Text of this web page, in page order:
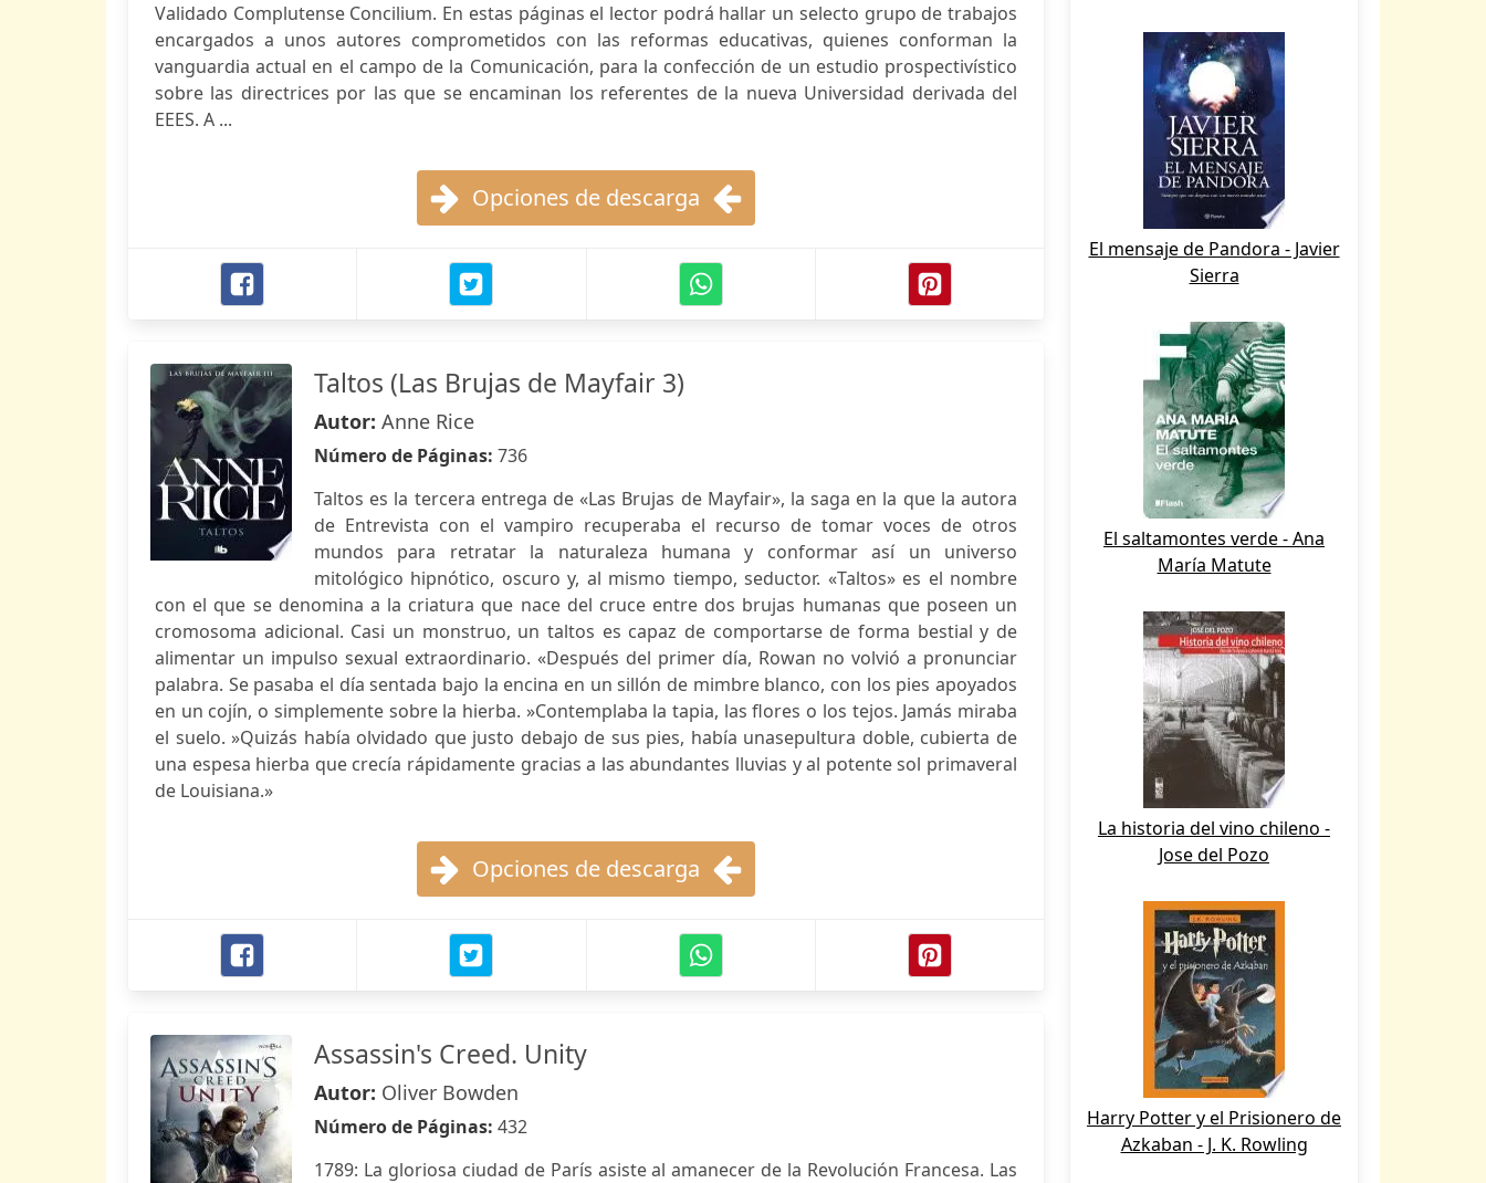
Validado Complutense Concilium. En estas páginas el lector podrá hallar un selecto grupo de trabajos
encargados a unos autores comprometidos con las reformas educativas, quienes conforman la
vanguardia actual en el campo de la Comunicación, para la confección de un estudio prospectivístico
sobre las directrices por las que se encaminan los referentes de la nueva Universidad derivada del
EEES. A ...
Opciones de descarga
Taltos (Las Brujas de Mayfair 3)
Autor: Anne Rice
Número de Páginas: 736
Taltos es la tercera entrega de «Las Brujas de Mayfair», la saga en la que la autora
de Entrevista con el vampiro recuperaba el recurso de tomar voces de otros
mundos para retratar la naturaleza humana y conformar así un universo
mitológico hipnótico, oscuro y, al mismo tiempo, seductor. «Taltos» es el nombre
con el que se denomina a la criatura que nace del cruce entre dos brujas humanas que poseen un
cromosoma adicional. Casi un monstruo, un taltos es capaz de comportarse de forma bestial y de
alimentar un impulso sexual extraordinario. «Después del primer día, Rowan no volvió a pronunciar
palabra. Se pasaba el día sentada bajo la encina en un sillón de mimbre blanco, con los pies apoyados
en un cojín, o simplemente sobre la hierba. »Contemplaba la tapia, las flores o los tejos. Jamás miraba
el suelo. »Quizás había olvidado que justo debajo de sus pies, había unasepultura doble, cubierta de
una espesa hierba que crecía rápidamente gracias a las abundantes lluvias y al potente sol primaveral
de Louisiana.»
Opciones de descarga
Assassin's Creed. Unity
Autor: Oliver Bowden
Número de Páginas: 432
1789: La gloriosa ciudad de París asiste al amanecer de la Revolución Francesa. Las
El mensaje de Pandora - Javier
Sierra
El saltamontes verde - Ana
María Matute
La historia del vino chileno -
Jose del Pozo
Harry Potter y el Prisionero de
Azkaban - J. K. Rowling